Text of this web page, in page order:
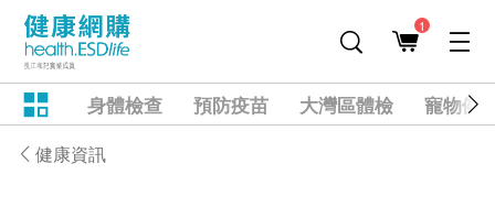
1
身體檢查 預防疫苗 大灣區體檢 寵物健
健康資訊